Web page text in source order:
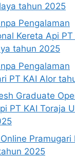
tahun 2025
Pengalaman
Kereta Api PT
tahun 2025
Pengalaman
PT KAI Alor
Graduate
PT KAI Toraja
Pramugari
2025